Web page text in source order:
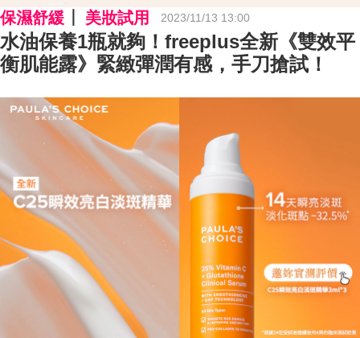
保濕舒緩 美妝試用 2023/11/13 13:00
水油保養1瓶就夠！freeplus全新《雙效平
衡肌能露》緊緻彈潤有感，手刀搶試！